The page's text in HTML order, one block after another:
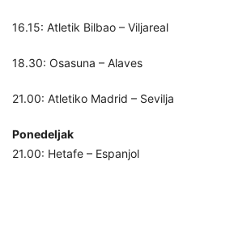
16.15: Atletik Bilbao – Viljareal
18.30: Osasuna – Alaves
21.00: Atletiko Madrid – Sevilja
Ponedeljak
21.00: Hetafe – Espanjol